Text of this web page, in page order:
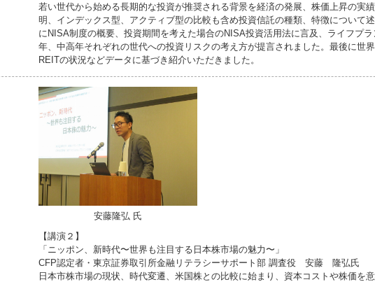
若い世代から始める長期的な投資が推奨される背景を経済の発展、株価上昇の実
明、インデックス型、アクティブ型の比較も含め投資信託の種類、特徴について
にNISA制度の概要、投資期間を考えた場合のNISA投資活用法に言及、ライフプ
年、中高年それぞれの世代への投資リスクの考え方が提言されました。最後に世界
REITの状況などデータに基づき紹介いただきました。
安藤隆弘 氏
【講演２】
「ニッポン、新時代〜世界も注目する日本株市場の魅力〜」
CFP認定者・東京証券取引所金融リテラシーサポート部 調査役 安藤 隆弘氏
日本市株市場の現状、時代変遷、米国株との比較に始まり、資本コストや株価を